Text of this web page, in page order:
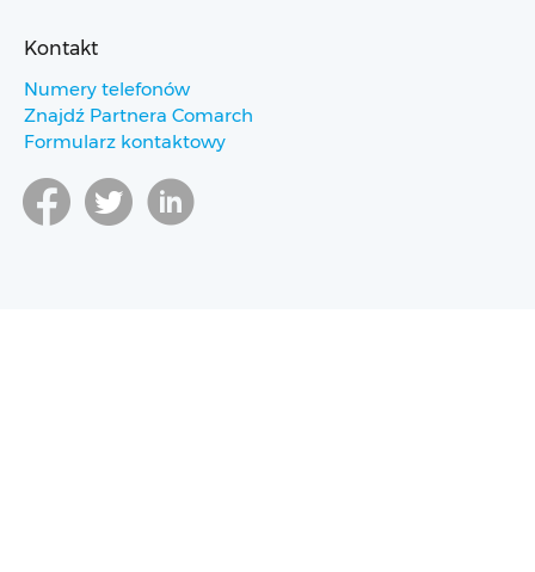
Kontakt
Numery telefonów
Znajdź Partnera Comarch
Formularz kontaktowy